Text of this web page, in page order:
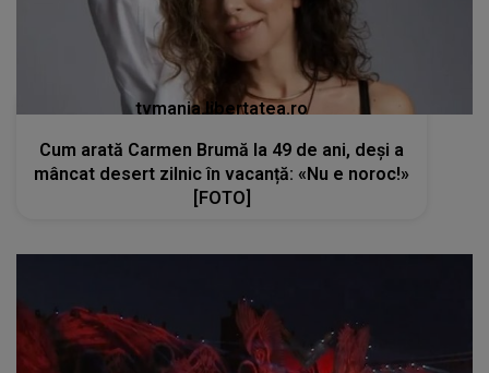
tvmania.libertatea.ro
Cum arată Carmen Brumă la 49 de ani, deși a
mâncat desert zilnic în vacanță: «Nu e noroc!»
[FOTO]